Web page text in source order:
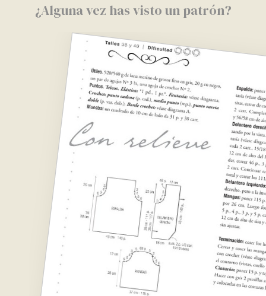
¿Alguna vez has visto un patrón?